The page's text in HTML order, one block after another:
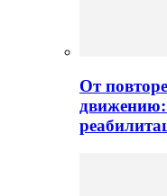
От
движению: